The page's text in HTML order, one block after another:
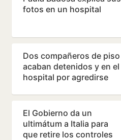
fotos en un hospital
Dos compañeros de piso
acaban detenidos y en el
hospital por agredirse
El Gobierno da un
ultimátum a Italia para
que retire los controles